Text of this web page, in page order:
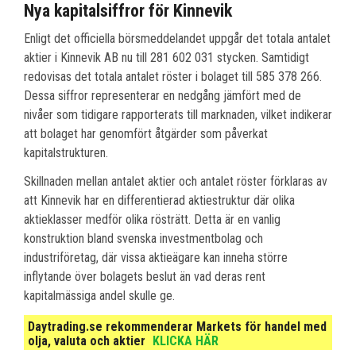
Nya kapitalsiffror för Kinnevik
Enligt det officiella börsmeddelandet uppgår det totala antalet
aktier i Kinnevik AB nu till 281 602 031 stycken. Samtidigt
redovisas det totala antalet röster i bolaget till 585 378 266.
Dessa siffror representerar en nedgång jämfört med de
nivåer som tidigare rapporterats till marknaden, vilket indikerar
att bolaget har genomfört åtgärder som påverkat
kapitalstrukturen.
Skillnaden mellan antalet aktier och antalet röster förklaras av
att Kinnevik har en differentierad aktiestruktur där olika
aktieklasser medför olika rösträtt. Detta är en vanlig
konstruktion bland svenska investmentbolag och
industriföretag, där vissa aktieägare kan inneha större
inflytande över bolagets beslut än vad deras rent
kapitalmässiga andel skulle ge.
Daytrading.se rekommenderar Markets för handel med
olja, valuta och aktier
KLICKA HÄR